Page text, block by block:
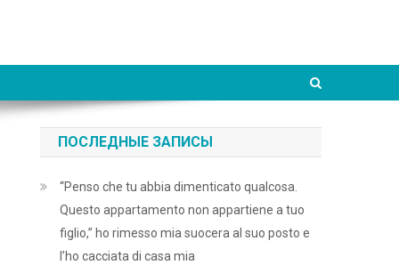
ПОСЛЕДНЫЕ ЗАПИСЫ
“Penso che tu abbia dimenticato qualcosa.
Questo appartamento non appartiene a tuo
figlio,” ho rimesso mia suocera al suo posto e
l’ho cacciata di casa mia